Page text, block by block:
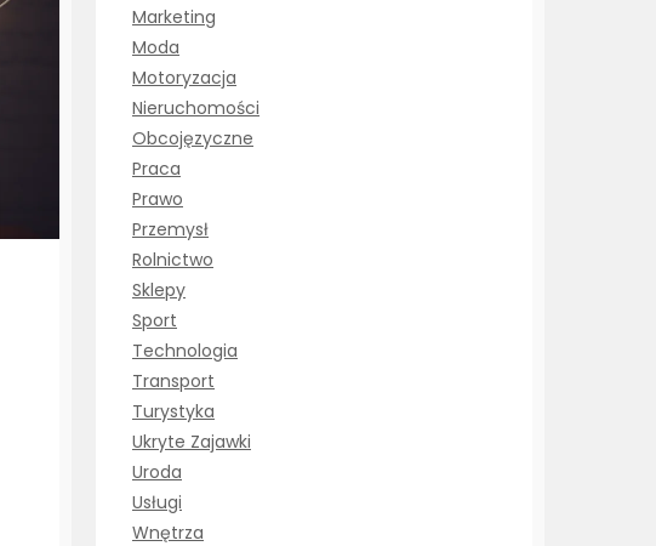
Marketing
Moda
Motoryzacja
Nieruchomości
Obcojęzyczne
Praca
Prawo
Przemysł
Rolnictwo
Sklepy
Sport
Technologia
Transport
Turystyka
Ukryte Zajawki
Uroda
Usługi
Wnętrza